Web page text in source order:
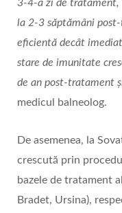
3-4-a zi de tratament,
la 2-3 săptămâni
eficientă decât
stare de imunitate
de an post-tratament
medicul balneolog.
De asemenea, la
crescută prin
bazele de tratament
Bradet, Ursina),